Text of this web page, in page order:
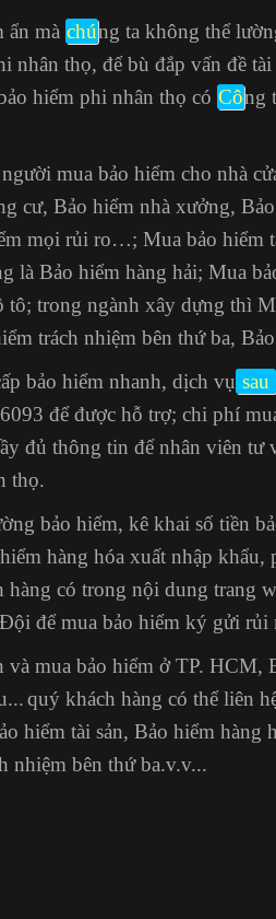
ẩn mà chúng ta không thể
thọ, để bù đắp vấn đề
hiểm phi nhân thọ có Công
mua bảo hiểm cho nhà
cư, Bảo hiểm nhà xưởng,
mọi rủi ro…; Mua bảo hiểm
là Bảo hiểm hàng hải; Mua
trong ngành xây dựng thì
trách nhiệm bên thứ ba,
bảo hiểm nhanh, dịch vụ sau
để được hỗ trợ; chi phí
đủ thông tin để nhân viên tư
thọ.
bảo hiểm, kê khai số tiền
hàng hóa xuất nhập khẩu,
có trong nội dung trang
để mua bảo hiểm ký gửi rủi
mua bảo hiểm ở TP. HCM,
quý khách hàng có thể liên
hiểm tài sản, Bảo hiểm hàng
nhiệm bên thứ ba.v.v...